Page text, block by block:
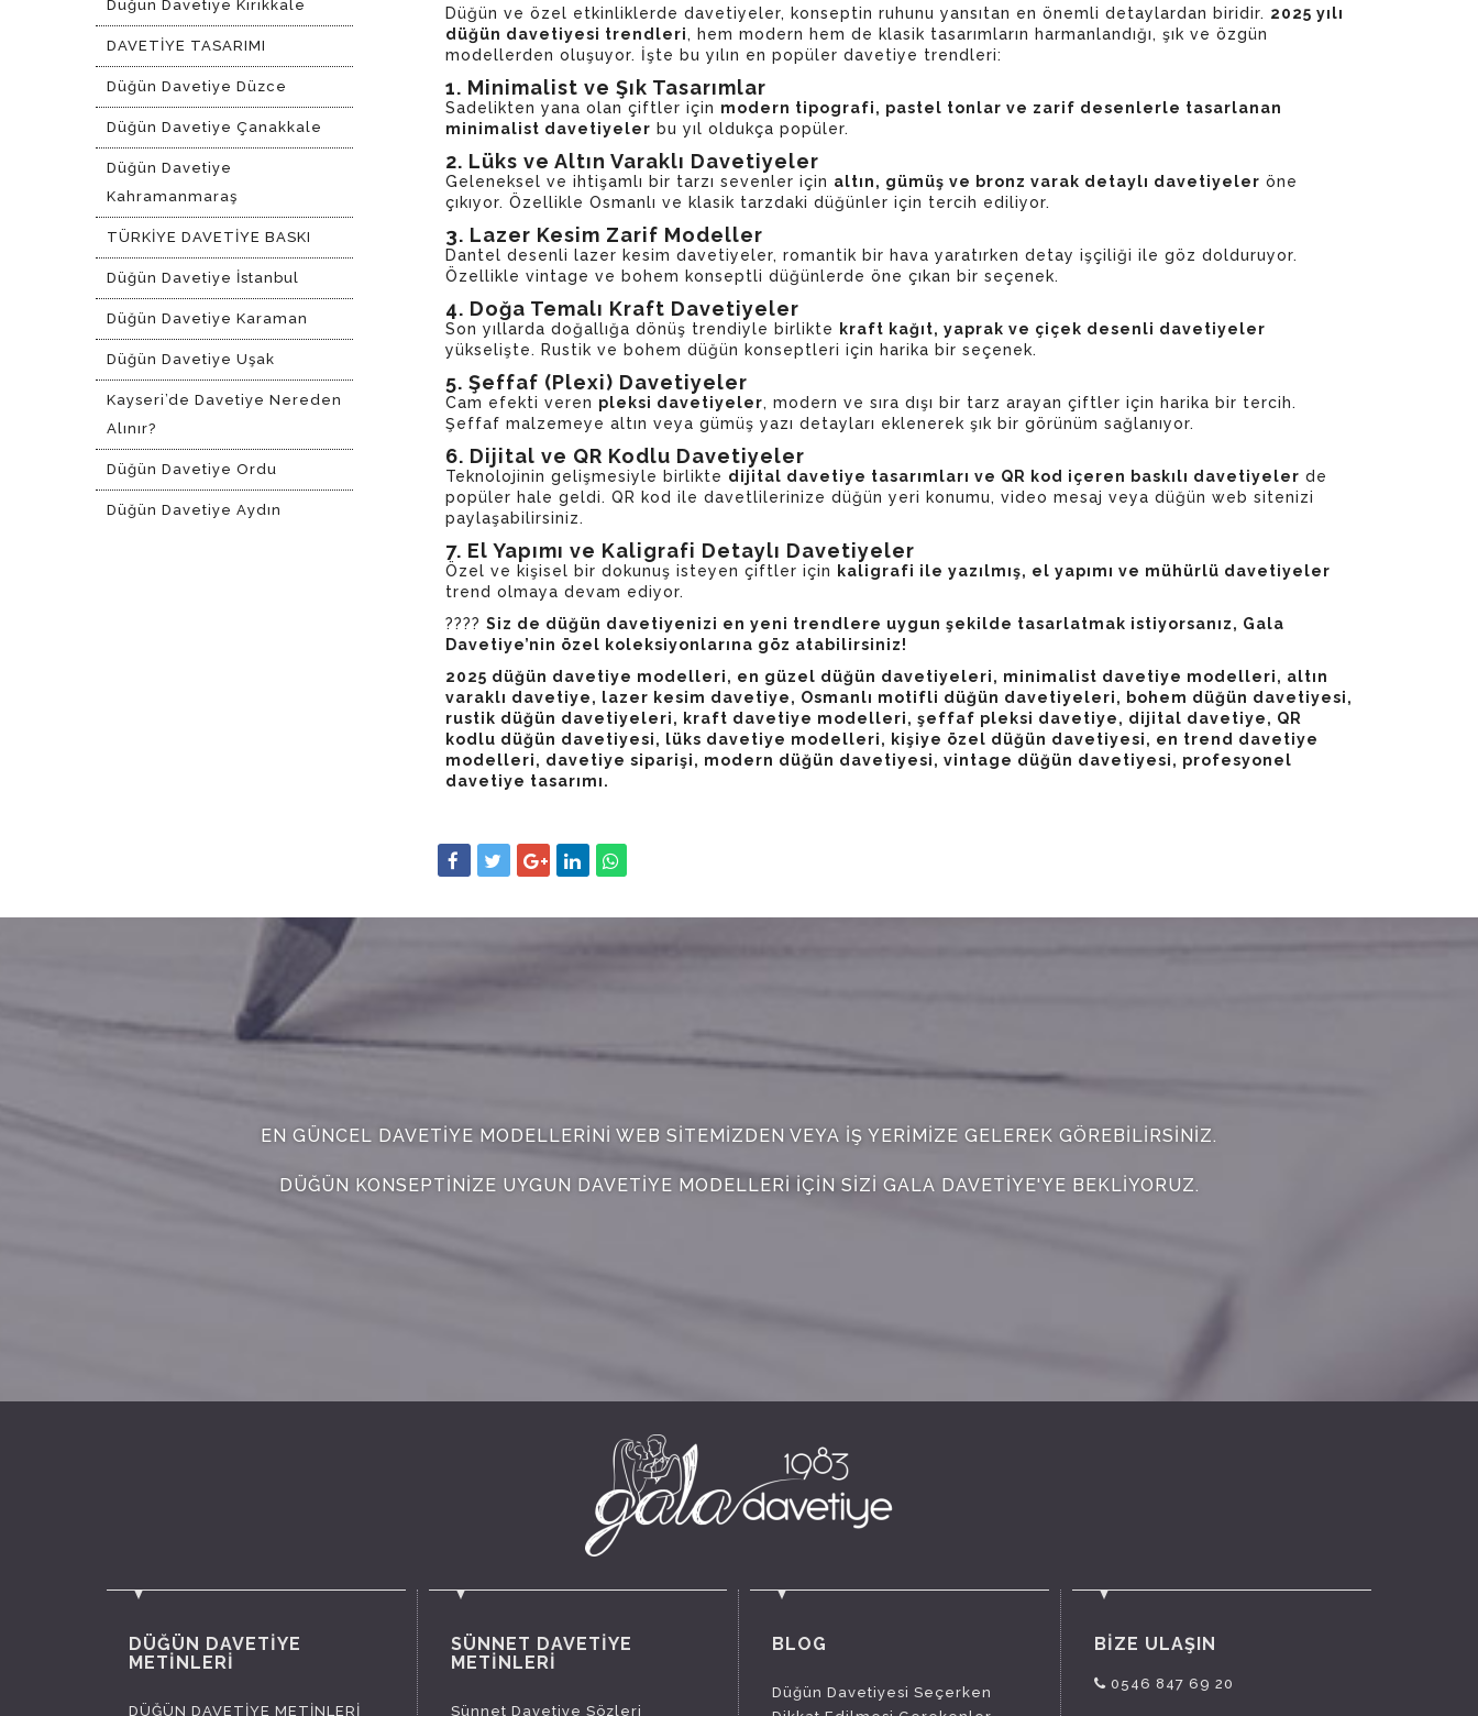
Düğün Davetiye Kırıkkale
DAVETİYE TASARIMI
Düğün Davetiye Düzce
Düğün Davetiye Çanakkale
Düğün Davetiye
Kahramanmaraş
TÜRKİYE DAVETİYE BASKI
Düğün Davetiye İstanbul
Düğün Davetiye Karaman
Düğün Davetiye Uşak
Kayseri’de Davetiye Nereden
Alınır?
Düğün Davetiye Ordu
Düğün Davetiye Aydın
Düğün ve özel etkinliklerde davetiyeler, konseptin ruhunu yansıtan en önemli detaylardan biridir. 2025 yılı
düğün davetiyesi trendleri, hem modern hem de klasik tasarımların harmanlandığı, şık ve özgün
modellerden oluşuyor. İşte bu yılın en popüler davetiye trendleri:
1. Minimalist ve Şık Tasarımlar
Sadelikten yana olan çiftler için modern tipografi, pastel tonlar ve zarif desenlerle tasarlanan
minimalist davetiyeler bu yıl oldukça popüler.
2. Lüks ve Altın Varaklı Davetiyeler
Geleneksel ve ihtişamlı bir tarzı sevenler için altın, gümüş ve bronz varak detaylı davetiyeler öne
çıkıyor. Özellikle Osmanlı ve klasik tarzdaki düğünler için tercih ediliyor.
3. Lazer Kesim Zarif Modeller
Dantel desenli lazer kesim davetiyeler, romantik bir hava yaratırken detay işçiliği ile göz dolduruyor.
Özellikle vintage ve bohem konseptli düğünlerde öne çıkan bir seçenek.
4. Doğa Temalı Kraft Davetiyeler
Son yıllarda doğallığa dönüş trendiyle birlikte
kraft kağıt, yaprak ve çiçek desenli davetiyeler
yükselişte. Rustik ve bohem düğün konseptleri için harika bir seçenek.
5. Şeffaf (Plexi) Davetiyeler
Cam efekti veren pleksi davetiyeler, modern ve sıra dışı bir tarz arayan çiftler için harika bir tercih.
Şeffaf malzemeye altın veya gümüş yazı detayları eklenerek şık bir görünüm sağlanıyor.
6. Dijital ve QR Kodlu Davetiyeler
Teknolojinin gelişmesiyle birlikte dijital davetiye tasarımları ve QR kod içeren baskılı davetiyeler de
popüler hale geldi. QR kod ile davetlilerinize düğün yeri konumu, video mesaj veya düğün web sitenizi
paylaşabilirsiniz.
7. El Yapımı ve Kaligrafi Detaylı Davetiyeler
Özel ve kişisel bir dokunuş isteyen çiftler için
kaligrafi ile yazılmış, el yapımı ve mühürlü davetiyeler
trend olmaya devam ediyor.
???? Siz de düğün davetiyenizi en yeni trendlere uygun şekilde tasarlatmak istiyorsanız, Gala
Davetiye’nin özel koleksiyonlarına göz atabilirsiniz!
2025 düğün davetiye modelleri, en güzel düğün davetiyeleri, minimalist davetiye modelleri, altın
varaklı davetiye, lazer kesim davetiye, Osmanlı motifli düğün davetiyeleri, bohem düğün davetiyesi,
rustik düğün davetiyeleri, kraft davetiye modelleri, şeffaf pleksi davetiye, dijital davetiye, QR
kodlu düğün davetiyesi, lüks davetiye modelleri, kişiye özel düğün davetiyesi, en trend davetiye
modelleri, davetiye siparişi, modern düğün davetiyesi, vintage düğün davetiyesi, profesyonel
davetiye tasarımı.
EN GÜNCEL DAVETIYE MODELLERINI WEB SITEMIZDEN VEYA IŞ YERIMIZE GELEREK GÖREBILIRSINIZ.
DÜĞÜN KONSEPTINIZE UYGUN DAVETIYE MODELLERI IÇIN SIZI GALA DAVETIYE'YE BEKLIYORUZ.
DÜĞÜN DAVETİYE
METİNLERİ
DÜĞÜN DAVETİYE METİNLERİ
SÜNNET DAVETİYE
METİNLERİ
Sünnet Davetiye Sözleri
BLOG
Düğün Davetiyesi Seçerken
BİZE ULAŞIN
0546 847 69 20